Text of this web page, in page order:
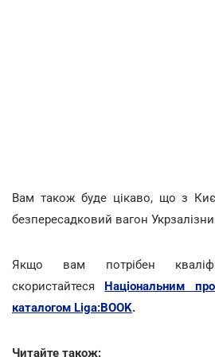
Вам також буде цікаво, що з
безпересадковий вагон
Якщо вам потрібен
скористайтеся Національним
каталогом Liga:BOOK.
Читайте також: